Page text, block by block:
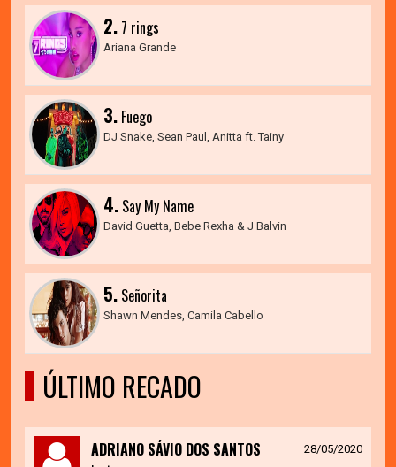
2. 7 rings
Ariana Grande
3. Fuego
DJ Snake, Sean Paul, Anitta ft. Tainy
4. Say My Name
David Guetta, Bebe Rexha & J Balvin
5. Señorita
Shawn Mendes, Camila Cabello
ÚLTIMO RECADO
ADRIANO SÁVIO DOS SANTOS 28/05/2020